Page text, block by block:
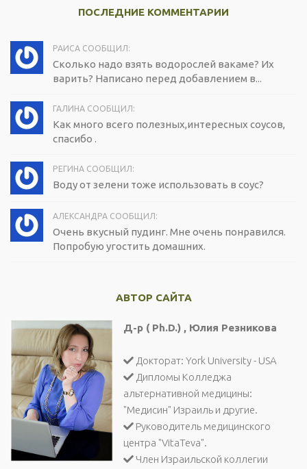
ПОСЛЕДНИЕ КОММЕНТАРИИ
РАИСА СООБЩИЛ:
Сколько надо взять водорослей вакаме? Их
варить? Написано перед добавлением в...
ГАЛИНА СООБЩИЛ:
Как много всего полезных,интересных соусов,
спасибо .
РЕГИНА СООБЩИЛ:
Воду от зелени тоже использовать в соус?
АЛЕКСАНДРА СООБЩИЛ:
Очень вкусный пудинг. Мне очень понравился.
Попробую угостить домашних.
АВТОР САЙТА
Д-р ( Ph.D.) , Юлия Резникова
Докторат: York University - USA
Дипломы Колледжа
альтернативной медицины:
"Медисин" Израиль и другие.
Руководитель медицинского
центра "VitaTeva".
Член Израильской коллегии